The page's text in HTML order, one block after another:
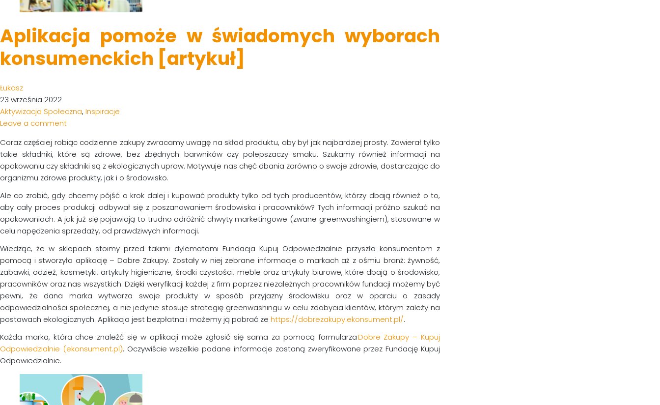
Aplikacja pomoże w świadomych wyborach
konsumenckich [artykuł]
Łukasz
23 września 2022
Aktywizacja Społeczna, Inspiracje
Leave a comment
Coraz częściej robiąc codzienne zakupy zwracamy uwagę na skład produktu, aby był jak najbardziej prosty. Zawierał tylko
takie składniki, które są zdrowe, bez zbędnych barwników czy polepszaczy smaku. Szukamy również informacji na
opakowaniu czy składniki są z ekologicznych upraw. Motywuje nas chęć dbania zarówno o swoje zdrowie, dostarczając do
organizmu zdrowe produkty, jak i o środowisko.
Ale co zrobić, gdy chcemy pójść o krok dalej i kupować produkty tylko od tych producentów, którzy dbają również o to,
aby cały proces produkcji odbywał się z poszanowaniem środowiska i pracowników? Tych informacji próżno szukać na
opakowaniach. A jak już się pojawiają to trudno odróżnić chwyty marketingowe (zwane greenwashingiem), stosowane w
celu napędzenia sprzedaży, od prawdziwych informacji.
Wiedząc, że w sklepach stoimy przed takimi dylematami Fundacja Kupuj Odpowiedzialnie przyszła konsumentom z
pomocą i stworzyła aplikację – Dobre Zakupy. Zostały w niej zebrane informacje o markach aż z ośmiu branż: żywność,
zabawki, odzież, kosmetyki, artykuły higieniczne, środki czystości, meble oraz artykuły biurowe, które dbają o środowisko,
pracowników oraz nas wszystkich. Dzięki weryfikacji każdej z firm poprzez niezależnych pracowników fundacji możemy być
pewni, że dana marka wytwarza swoje produkty w sposób przyjazny środowisku oraz w oparciu o zasady
odpowiedzialności społecznej, a nie jedynie stosuje strategię greenwashingu w celu zdobycia klientów, którym zależy na
postawach ekologicznych. Aplikacja jest bezpłatna i możemy ją pobrać ze https://dobrezakupy.ekonsument.pl/.
Każda marka, która chce znaleźć się w aplikacji może zgłosić się sama za pomocą formularzaDobre Zakupy – Kupuj
Odpowiedzialnie (ekonsument.pl). Oczywiście wszelkie podane informacje zostaną zweryfikowane przez Fundację Kupuj
Odpowiedzialnie.